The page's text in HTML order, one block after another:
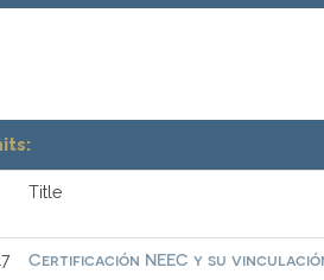
Title
Certificación NEEC y su